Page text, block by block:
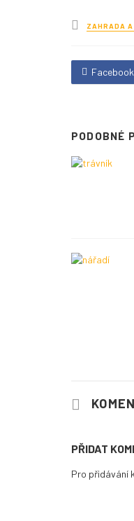
Posted
in
ZAHRADA A
Facebook
PODOBNÉ
PŘIDAT
Pro přidávání